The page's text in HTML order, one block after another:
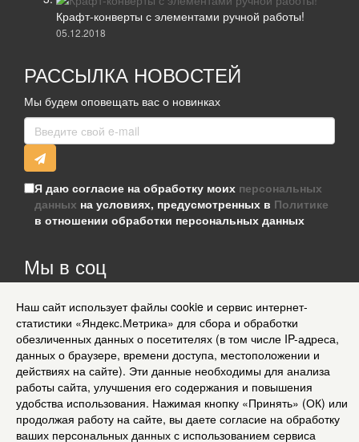
Крафт-конверты с элементами ручной работы!
05.12.2018
РАССЫЛКА НОВОСТЕЙ
Мы будем оповещать вас о новинках
Я даю согласие на обработку моих персональных
данных на условиях, предусмотренных в Политике
в отношении обработки персональных данных
Мы в соц
сетях
Информация для клиентов
Согласие на обработку персональных данных
О нас
Доставка
Политика конфиденциальности и защита информации
Условия соглашения
Контакты
Карта сайта
Наш сайт использует файлы cookie и сервис интернет-
статистики «Яндекс.Метрика» для сбора и обработки
обезличенных данных о посетителях (в том числе IP-адреса,
данных о браузере, времени доступа, местоположении и
действиях на сайте). Эти данные необходимы для анализа
работы сайта, улучшения его содержания и повышения
удобства использования. Нажимая кнопку «Принять» (ОК) или
продолжая работу на сайте, вы даете согласие на обработку
ваших персональных данных с использованием сервиса